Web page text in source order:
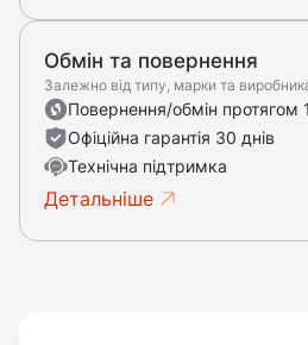
Обмін та повернення
Залежно від типу, марки та
Повернення/обмін протягом
Офіційна гарантія 30 днів
Технічна підтримка
Детальніше